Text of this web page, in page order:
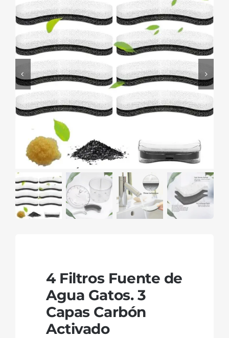
4 Filtros Fuente de
Agua Gatos. 3
Capas Carbón
Activado